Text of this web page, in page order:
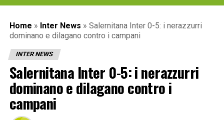
Home » Inter News » Salernitana Inter 0-5: i nerazzurri
dominano e dilagano contro i campani
INTER NEWS
Salernitana Inter 0-5: i nerazzurri
dominano e dilagano contro i
campani